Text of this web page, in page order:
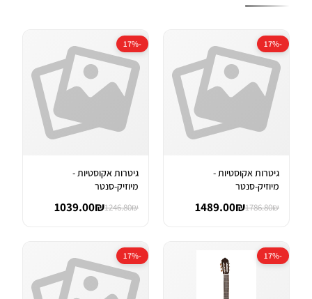
-17%
גיטרות אקוסטיות -
מיוזיק-סנטר
1786.80₪
1489.00₪
-17%
גיטרות אקוסטיות -
מיוזיק-סנטר
1246.80₪
1039.00₪
-17%
-17%